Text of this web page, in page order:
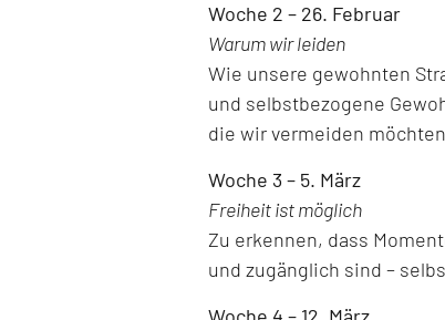
Woche 2 – 26. Februar
Warum wir leiden
Wie unsere gewohnten
und selbstbezogene
die wir vermeiden
Woche 3 – 5. März
Freiheit ist möglich
Zu erkennen, dass
und zugänglich sind –